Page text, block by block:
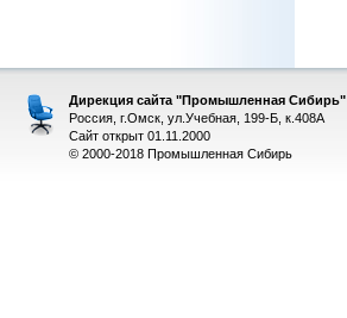
Дирекция сайта "Промышленная Сибирь"
Россия, г.Омск, ул.Учебная, 199-Б, к.408А
Сайт открыт 01.11.2000
© 2000-2018 Промышленная Сибирь